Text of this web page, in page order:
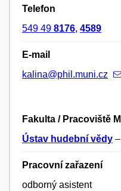
Telefon
549 49 8176, 4589
E-mail
kalina@phil.muni.cz
Fakulta / Pracoviště
Ústav hudební vědy –
Pracovní zařazení
odborný asistent